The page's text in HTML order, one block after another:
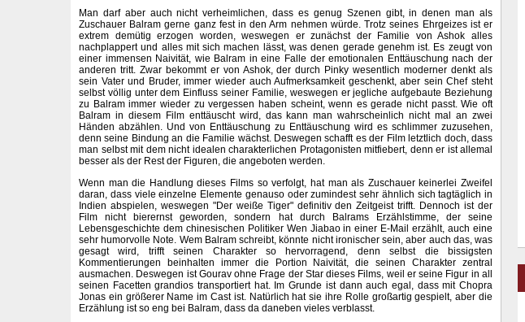
Man darf aber auch nicht verheimlichen, dass es genug Szenen gibt, in denen man als
Zuschauer Balram gerne ganz fest in den Arm nehmen würde. Trotz seines Ehrgeizes ist er
extrem demütig erzogen worden, weswegen er zunächst der Familie von Ashok alles
nachplappert und alles mit sich machen lässt, was denen gerade genehm ist. Es zeugt von
einer immensen Naivität, wie Balram in eine Falle der emotionalen Enttäuschung nach der
anderen tritt. Zwar bekommt er von Ashok, der durch Pinky wesentlich moderner denkt als
sein Vater und Bruder, immer wieder auch Aufmerksamkeit geschenkt, aber sein Chef steht
selbst völlig unter dem Einfluss seiner Familie, weswegen er jegliche aufgebaute Beziehung
zu Balram immer wieder zu vergessen haben scheint, wenn es gerade nicht passt. Wie oft
Balram in diesem Film enttäuscht wird, das kann man wahrscheinlich nicht mal an zwei
Händen abzählen. Und von Enttäuschung zu Enttäuschung wird es schlimmer zuzusehen,
denn seine Bindung an die Familie wächst. Deswegen schafft es der Film letztlich doch, dass
man selbst mit dem nicht idealen charakterlichen Protagonisten mitfiebert, denn er ist allemal
besser als der Rest der Figuren, die angeboten werden.
Wenn man die Handlung dieses Films so verfolgt, hat man als Zuschauer keinerlei Zweifel
daran, dass viele einzelne Elemente genauso oder zumindest sehr ähnlich sich tagtäglich in
Indien abspielen, weswegen "Der weiße Tiger" definitiv den Zeitgeist trifft. Dennoch ist der
Film nicht bierernst geworden, sondern hat durch Balrams Erzählstimme, der seine
Lebensgeschichte dem chinesischen Politiker Wen Jiabao in einer E-Mail erzählt, auch eine
sehr humorvolle Note. Wem Balram schreibt, könnte nicht ironischer sein, aber auch das, was
gesagt wird, trifft seinen Charakter so hervorragend, denn selbst die bissigsten
Kommentierungen beinhalten immer die Portion Naivität, die seinen Charakter zentral
ausmachen. Deswegen ist Gourav ohne Frage der Star dieses Films, weil er seine Figur in all
seinen Facetten grandios transportiert hat. Im Grunde ist dann auch egal, dass mit Chopra
Jonas ein größerer Name im Cast ist. Natürlich hat sie ihre Rolle großartig gespielt, aber die
Erzählung ist so eng bei Balram, dass da daneben vieles verblasst.